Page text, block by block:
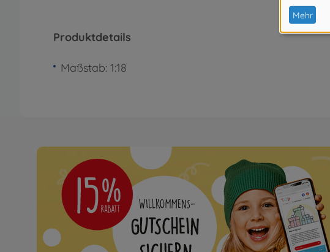
Produktdetails
Maßstab: 1:18